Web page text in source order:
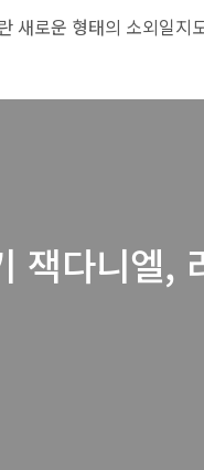
형태의 소외일지도
잭다니엘,